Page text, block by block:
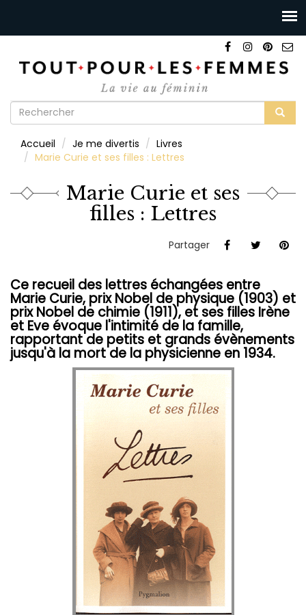
Formulaire
recherche
Accueil Je me divertis
Livres
Marie Curie et ses filles : Lettres
Marie Curie et ses
filles : Lettres
Partager
Ce recueil des lettres échangées entre
Marie Curie, prix Nobel de physique (1903) et
prix Nobel de chimie (1911), et ses filles Irène
et Eve évoque l'intimité de la famille,
rapportant de petits et grands évènements
jusqu'à la mort de la physicienne en 1934.